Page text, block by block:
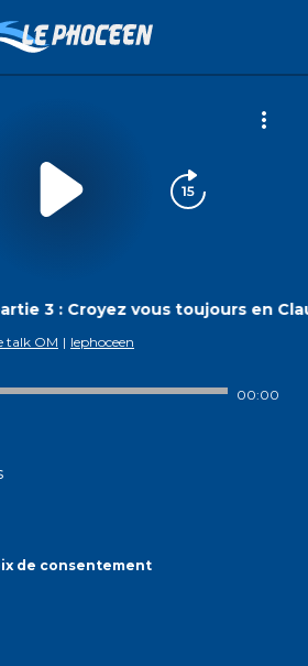
3 : Croyez vous toujours en
talk OM | lephoceen
00:00
de consentement